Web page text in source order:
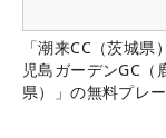
「潮来CC（茨城県
児島ガーデンGC（
県）」の無料プレ